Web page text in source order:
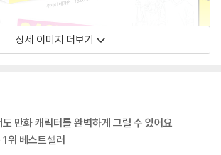
상세 이미지 더보기
만화 캐릭터를 완벽하게 그릴 수 있어요
위 베스트셀러